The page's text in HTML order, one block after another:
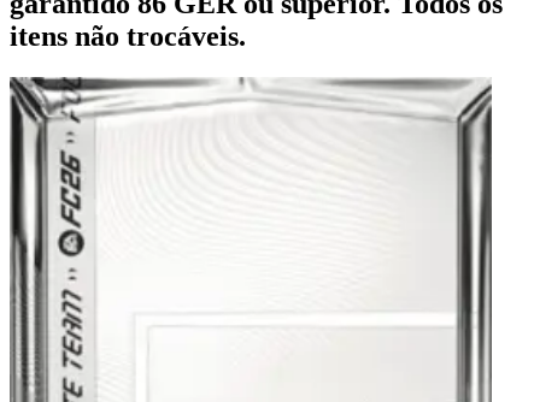
itens não trocáveis.